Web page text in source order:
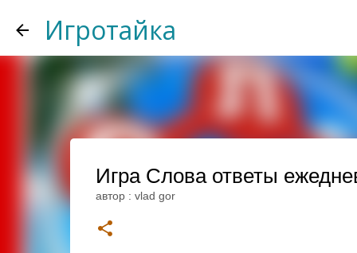
Игротайка
Игра Слова ответы
автор : vlad gor